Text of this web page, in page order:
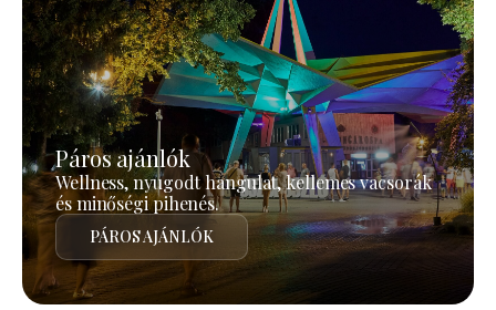
Páros ajánlók
Wellness, nyugodt hangulat, kellemes vacsorák
és minőségi pihenés.
PÁROS AJÁNLÓK